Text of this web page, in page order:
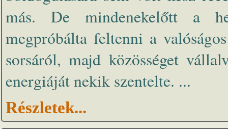
más. De mindenekelőtt a
megpróbálta feltenni a
sorsáról, majd közösséget
energiáját nekik szentelte. ...
Részletek...